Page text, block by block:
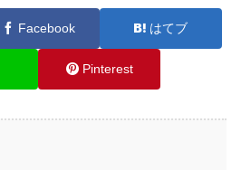
Facebook はてブ
Pinterest